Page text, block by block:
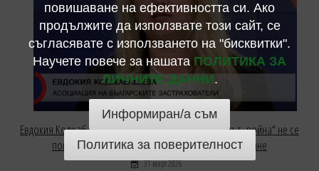
Евдокия Коджабашева, АБЗ, за Bulgaria ON AIR: Рискът „война“ не се
покрива от стандартните застраховки при пътуване
31 март 2026
повишаване на ефективността си. Ако
продължите да използвате този сайт, се
съгласявате с използването на "бисквитки".
Научете повече за нашата ПОЛИТИКА ЗА
ЛИЧНИТЕ ДАННИ.
Информиран/а съм
Политика за поверителност